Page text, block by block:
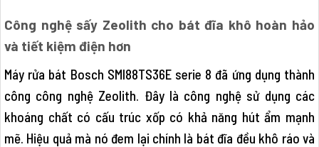
Công nghệ sấy Zeolith cho bát đĩa khô hoàn hảo
và tiết kiệm điện hơn
Máy rửa bát Bosch SMI88TS36E serie 8 đã ứng dụng thành
công công nghệ Zeolith. Đây là công nghệ sử dụng các
khoáng chất có cấu trúc xốp có khả năng hút ẩm mạnh
mẽ. Hiệu quả mà nó đem lại chính là bát đĩa đều khô ráo và